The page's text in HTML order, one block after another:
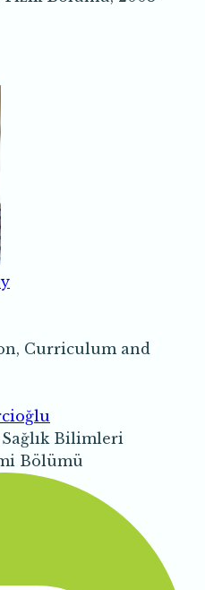
Curriculum and
Bilimleri
Bölümü